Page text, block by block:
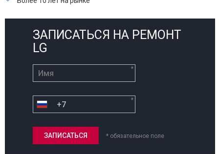
ЗАПИСАТЬСЯ НА РЕМОНТ
LG
*
*
* обязательное поле